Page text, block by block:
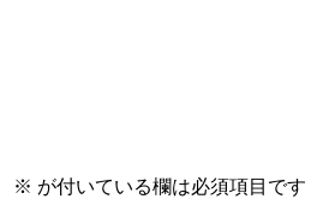
※ が付いている欄は必須項目です